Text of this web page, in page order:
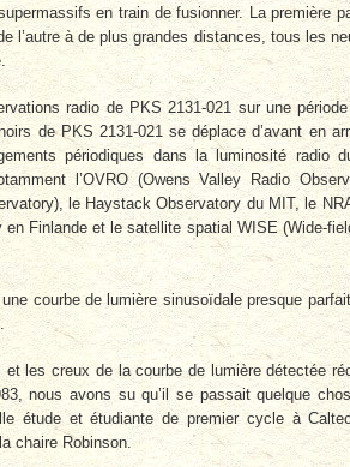
en train de fusionner. La première
l’autre à de plus grandes distances, tous les
radio de PKS 2131-021 sur une
de PKS 2131-021 se déplace d’avant en
périodiques dans la luminosité radio
l’OVRO (Owens Valley Radio
le Haystack Observatory du MIT, le
Finlande et le satellite spatial WISE (Wide-
courbe de lumière sinusoïdale presque
les creux de la courbe de lumière détectée
nous avons su qu’il se passait quelque
étude et étudiante de premier cycle à
chaire Robinson.